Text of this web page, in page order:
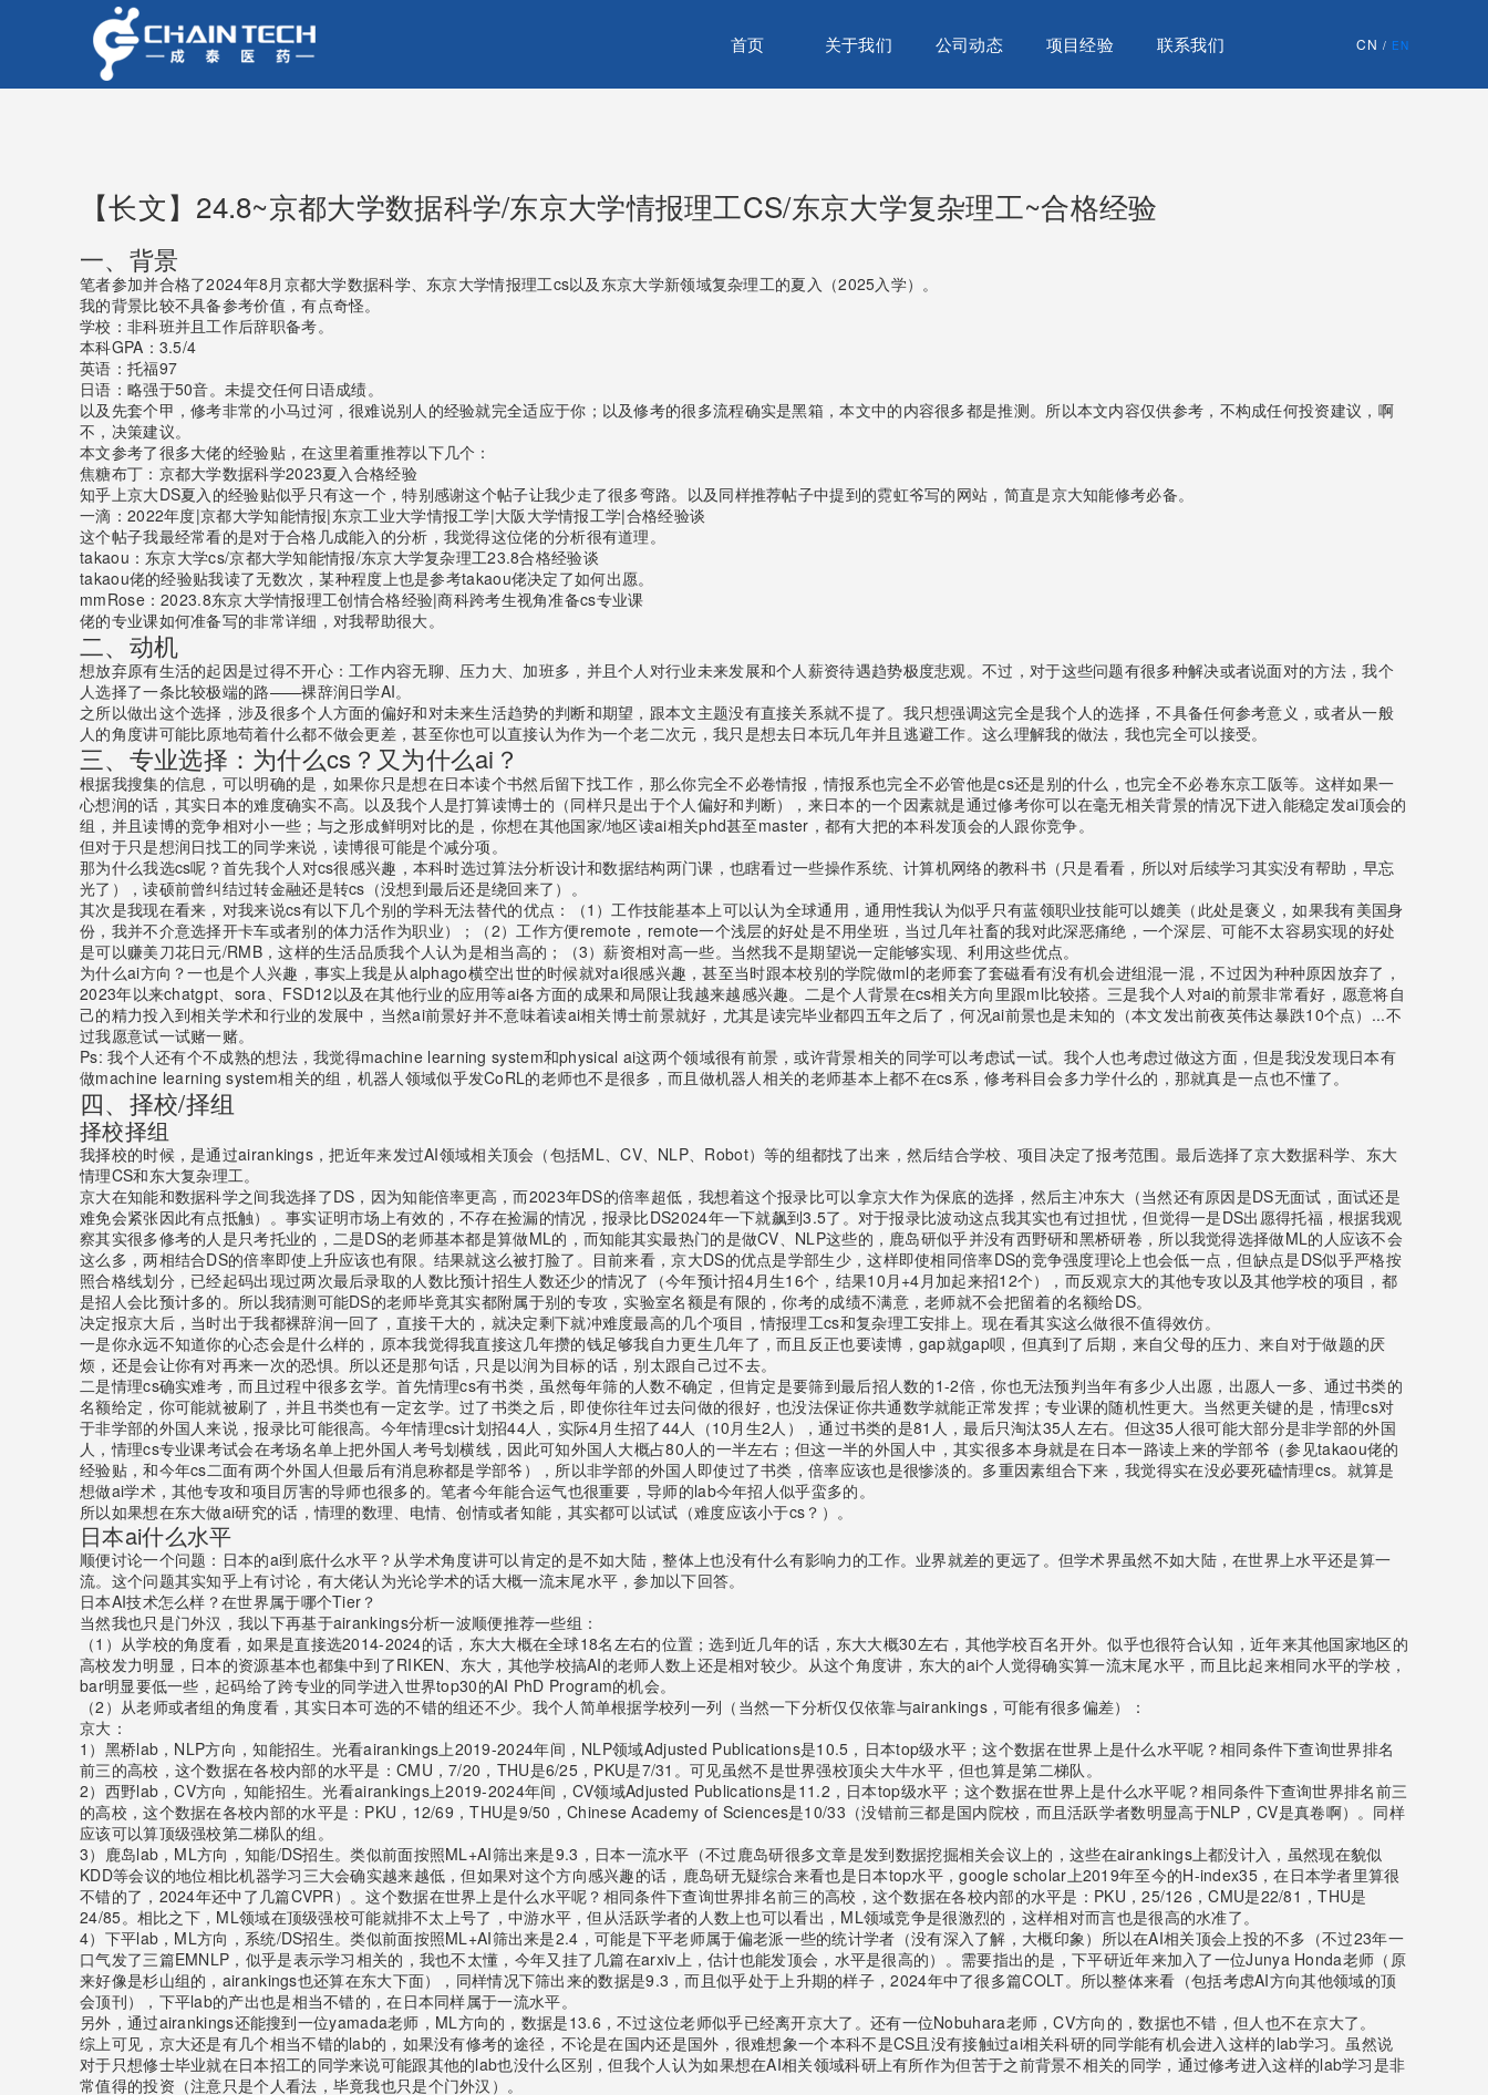
首页 关于我们 公司动态 项目经验 联系我们 CN / EN
【长文】24.8~京都大学数据科学/东京大学情报理工CS/东京大学复杂理工~合格经验
一、背景
笔者参加并合格了2024年8月京都大学数据科学、东京大学情报理工cs以及东京大学新领域复杂理工的夏入（2025入学）。
我的背景比较不具备参考价值，有点奇怪。
学校：非科班并且工作后辞职备考。
本科GPA：3.5/4
英语：托福97
日语：略强于50音。未提交任何日语成绩。
以及先套个甲，修考非常的小马过河，很难说别人的经验就完全适应于你；以及修考的很多流程确实是黑箱，本文中的内容很多都是推测。所以本文内容仅供参考，不构成任何投资建议，啊
不，决策建议。
本文参考了很多大佬的经验贴，在这里着重推荐以下几个：
焦糖布丁：京都大学数据科学2023夏入合格经验
知乎上京大DS夏入的经验贴似乎只有这一个，特别感谢这个帖子让我少走了很多弯路。以及同样推荐帖子中提到的霓虹爷写的网站，简直是京大知能修考必备。
一滴：2022年度|京都大学知能情报|东京工业大学情报工学|大阪大学情报工学|合格经验谈
这个帖子我最经常看的是对于合格几成能入的分析，我觉得这位佬的分析很有道理。
takaou：东京大学cs/京都大学知能情报/东京大学复杂理工23.8合格经验谈
takaou佬的经验贴我读了无数次，某种程度上也是参考takaou佬决定了如何出愿。
mmRose：2023.8东京大学情报理工创情合格经验|商科跨考生视角准备cs专业课
佬的专业课如何准备写的非常详细，对我帮助很大。
二、动机
想放弃原有生活的起因是过得不开心：工作内容无聊、压力大、加班多，并且个人对行业未来发展和个人薪资待遇趋势极度悲观。不过，对于这些问题有很多种解决或者说面对的方法，我个
人选择了一条比较极端的路——裸辞润日学AI。
之所以做出这个选择，涉及很多个人方面的偏好和对未来生活趋势的判断和期望，跟本文主题没有直接关系就不提了。我只想强调这完全是我个人的选择，不具备任何参考意义，或者从一般
人的角度讲可能比原地苟着什么都不做会更差，甚至你也可以直接认为作为一个老二次元，我只是想去日本玩几年并且逃避工作。这么理解我的做法，我也完全可以接受。
三、专业选择：为什么cs？又为什么ai？
根据我搜集的信息，可以明确的是，如果你只是想在日本读个书然后留下找工作，那么你完全不必卷情报，情报系也完全不必管他是cs还是别的什么，也完全不必卷东京工阪等。这样如果一
心想润的话，其实日本的难度确实不高。以及我个人是打算读博士的（同样只是出于个人偏好和判断），来日本的一个因素就是通过修考你可以在毫无相关背景的情况下进入能稳定发ai顶会的
组，并且读博的竞争相对小一些；与之形成鲜明对比的是，你想在其他国家/地区读ai相关phd甚至master，都有大把的本科发顶会的人跟你竞争。
但对于只是想润日找工的同学来说，读博很可能是个减分项。
那为什么我选cs呢？首先我个人对cs很感兴趣，本科时选过算法分析设计和数据结构两门课，也瞎看过一些操作系统、计算机网络的教科书（只是看看，所以对后续学习其实没有帮助，早忘
光了），读硕前曾纠结过转金融还是转cs（没想到最后还是绕回来了）。
其次是我现在看来，对我来说cs有以下几个别的学科无法替代的优点：（1）工作技能基本上可以认为全球通用，通用性我认为似乎只有蓝领职业技能可以媲美（此处是褒义，如果我有美国身
份，我并不介意选择开卡车或者别的体力活作为职业）；（2）工作方便remote，remote一个浅层的好处是不用坐班，当过几年社畜的我对此深恶痛绝，一个深层、可能不太容易实现的好处
是可以赚美刀花日元/RMB，这样的生活品质我个人认为是相当高的；（3）薪资相对高一些。当然我不是期望说一定能够实现、利用这些优点。
为什么ai方向？一也是个人兴趣，事实上我是从alphago横空出世的时候就对ai很感兴趣，甚至当时跟本校别的学院做ml的老师套了套磁看有没有机会进组混一混，不过因为种种原因放弃了，
2023年以来chatgpt、sora、FSD12以及在其他行业的应用等ai各方面的成果和局限让我越来越感兴趣。二是个人背景在cs相关方向里跟ml比较搭。三是我个人对ai的前景非常看好，愿意将自
己的精力投入到相关学术和行业的发展中，当然ai前景好并不意味着读ai相关博士前景就好，尤其是读完毕业都四五年之后了，何况ai前景也是未知的（本文发出前夜英伟达暴跌10个点）...不
过我愿意试一试赌一赌。
Ps: 我个人还有个不成熟的想法，我觉得machine learning system和physical ai这两个领域很有前景，或许背景相关的同学可以考虑试一试。我个人也考虑过做这方面，但是我没发现日本有
做machine learning system相关的组，机器人领域似乎发CoRL的老师也不是很多，而且做机器人相关的老师基本上都不在cs系，修考科目会多力学什么的，那就真是一点也不懂了。
四、择校/择组
择校择组
我择校的时候，是通过airankings，把近年来发过AI领域相关顶会（包括ML、CV、NLP、Robot）等的组都找了出来，然后结合学校、项目决定了报考范围。最后选择了京大数据科学、东大
情理CS和东大复杂理工。
京大在知能和数据科学之间我选择了DS，因为知能倍率更高，而2023年DS的倍率超低，我想着这个报录比可以拿京大作为保底的选择，然后主冲东大（当然还有原因是DS无面试，面试还是
难免会紧张因此有点抵触）。事实证明市场上有效的，不存在捡漏的情况，报录比DS2024年一下就飙到3.5了。对于报录比波动这点我其实也有过担忧，但觉得一是DS出愿得托福，根据我观
察其实很多修考的人是只考托业的，二是DS的老师基本都是算做ML的，而知能其实最热门的是做CV、NLP这些的，鹿岛研似乎并没有西野研和黑桥研卷，所以我觉得选择做ML的人应该不会
这么多，两相结合DS的倍率即使上升应该也有限。结果就这么被打脸了。目前来看，京大DS的优点是学部生少，这样即使相同倍率DS的竞争强度理论上也会低一点，但缺点是DS似乎严格按
照合格线划分，已经起码出现过两次最后录取的人数比预计招生人数还少的情况了（今年预计招4月生16个，结果10月+4月加起来招12个），而反观京大的其他专攻以及其他学校的项目，都
是招人会比预计多的。所以我猜测可能DS的老师毕竟其实都附属于别的专攻，实验室名额是有限的，你考的成绩不满意，老师就不会把留着的名额给DS。
决定报京大后，当时出于我都裸辞润一回了，直接干大的，就决定剩下就冲难度最高的几个项目，情报理工cs和复杂理工安排上。现在看其实这么做很不值得效仿。
一是你永远不知道你的心态会是什么样的，原本我觉得我直接这几年攒的钱足够我自力更生几年了，而且反正也要读博，gap就gap呗，但真到了后期，来自父母的压力、来自对于做题的厌
烦，还是会让你有对再来一次的恐惧。所以还是那句话，只是以润为目标的话，别太跟自己过不去。
二是情理cs确实难考，而且过程中很多玄学。首先情理cs有书类，虽然每年筛的人数不确定，但肯定是要筛到最后招人数的1-2倍，你也无法预判当年有多少人出愿，出愿人一多、通过书类的
名额给定，你可能就被刷了，并且书类也有一定玄学。过了书类之后，即使你往年过去问做的很好，也没法保证你共通数学就能正常发挥；专业课的随机性更大。当然更关键的是，情理cs对
于非学部的外国人来说，报录比可能很高。今年情理cs计划招44人，实际4月生招了44人（10月生2人），通过书类的是81人，最后只淘汰35人左右。但这35人很可能大部分是非学部的外国
人，情理cs专业课考试会在考场名单上把外国人考号划横线，因此可知外国人大概占80人的一半左右；但这一半的外国人中，其实很多本身就是在日本一路读上来的学部爷（参见takaou佬的
经验贴，和今年cs二面有两个外国人但最后有消息称都是学部爷），所以非学部的外国人即使过了书类，倍率应该也是很惨淡的。多重因素组合下来，我觉得实在没必要死磕情理cs。就算是
想做ai学术，其他专攻和项目厉害的导师也很多的。笔者今年能合运气也很重要，导师的lab今年招人似乎蛮多的。
所以如果想在东大做ai研究的话，情理的数理、电情、创情或者知能，其实都可以试试（难度应该小于cs？）。
日本ai什么水平
顺便讨论一个问题：日本的ai到底什么水平？从学术角度讲可以肯定的是不如大陆，整体上也没有什么有影响力的工作。业界就差的更远了。但学术界虽然不如大陆，在世界上水平还是算一
流。这个问题其实知乎上有讨论，有大佬认为光论学术的话大概一流末尾水平，参加以下回答。
日本AI技术怎么样？在世界属于哪个Tier？
当然我也只是门外汉，我以下再基于airankings分析一波顺便推荐一些组：
（1）从学校的角度看，如果是直接选2014-2024的话，东大大概在全球18名左右的位置；选到近几年的话，东大大概30左右，其他学校百名开外。似乎也很符合认知，近年来其他国家地区的
高校发力明显，日本的资源基本也都集中到了RIKEN、东大，其他学校搞AI的老师人数上还是相对较少。从这个角度讲，东大的ai个人觉得确实算一流末尾水平，而且比起来相同水平的学校，
bar明显要低一些，起码给了跨专业的同学进入世界top30的AI PhD Program的机会。
（2）从老师或者组的角度看，其实日本可选的不错的组还不少。我个人简单根据学校列一列（当然一下分析仅仅依靠与airankings，可能有很多偏差）：
京大：
1）黑桥lab，NLP方向，知能招生。光看airankings上2019-2024年间，NLP领域Adjusted Publications是10.5，日本top级水平；这个数据在世界上是什么水平呢？相同条件下查询世界排名
前三的高校，这个数据在各校内部的水平是：CMU，7/20，THU是6/25，PKU是7/31。可见虽然不是世界强校顶尖大牛水平，但也算是第二梯队。
2）西野lab，CV方向，知能招生。光看airankings上2019-2024年间，CV领域Adjusted Publications是11.2，日本top级水平；这个数据在世界上是什么水平呢？相同条件下查询世界排名前三
的高校，这个数据在各校内部的水平是：PKU，12/69，THU是9/50，Chinese Academy of Sciences是10/33（没错前三都是国内院校，而且活跃学者数明显高于NLP，CV是真卷啊）。同样
应该可以算顶级强校第二梯队的组。
3）鹿岛lab，ML方向，知能/DS招生。类似前面按照ML+AI筛出来是9.3，日本一流水平（不过鹿岛研很多文章是发到数据挖掘相关会议上的，这些在airankings上都没计入，虽然现在貌似
KDD等会议的地位相比机器学习三大会确实越来越低，但如果对这个方向感兴趣的话，鹿岛研无疑综合来看也是日本top水平，google scholar上2019年至今的H-index35，在日本学者里算很
不错的了，2024年还中了几篇CVPR）。这个数据在世界上是什么水平呢？相同条件下查询世界排名前三的高校，这个数据在各校内部的水平是：PKU，25/126，CMU是22/81，THU是
24/85。相比之下，ML领域在顶级强校可能就排不太上号了，中游水平，但从活跃学者的人数上也可以看出，ML领域竞争是很激烈的，这样相对而言也是很高的水准了。
4）下平lab，ML方向，系统/DS招生。类似前面按照ML+AI筛出来是2.4，可能是下平老师属于偏老派一些的统计学者（没有深入了解，大概印象）所以在AI相关顶会上投的不多（不过23年一
口气发了三篇EMNLP，似乎是表示学习相关的，我也不太懂，今年又挂了几篇在arxiv上，估计也能发顶会，水平是很高的）。需要指出的是，下平研近年来加入了一位Junya Honda老师（原
来好像是杉山组的，airankings也还算在东大下面），同样情况下筛出来的数据是9.3，而且似乎处于上升期的样子，2024年中了很多篇COLT。所以整体来看（包括考虑AI方向其他领域的顶
会顶刊），下平lab的产出也是相当不错的，在日本同样属于一流水平。
另外，通过airankings还能搜到一位yamada老师，ML方向的，数据是13.6，不过这位老师似乎已经离开京大了。还有一位Nobuhara老师，CV方向的，数据也不错，但人也不在京大了。
综上可见，京大还是有几个相当不错的lab的，如果没有修考的途径，不论是在国内还是国外，很难想象一个本科不是CS且没有接触过ai相关科研的同学能有机会进入这样的lab学习。虽然说
对于只想修士毕业就在日本招工的同学来说可能跟其他的lab也没什么区别，但我个人认为如果想在AI相关领域科研上有所作为但苦于之前背景不相关的同学，通过修考进入这样的lab学习是非
常值得的投资（注意只是个人看法，毕竟我也只是个门外汉）。